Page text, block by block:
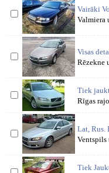
Vairāki
Valmiera
Visas
Rēzekne
Tiek
Rīgas
Lat, Rus.
Ventspils
Tiek